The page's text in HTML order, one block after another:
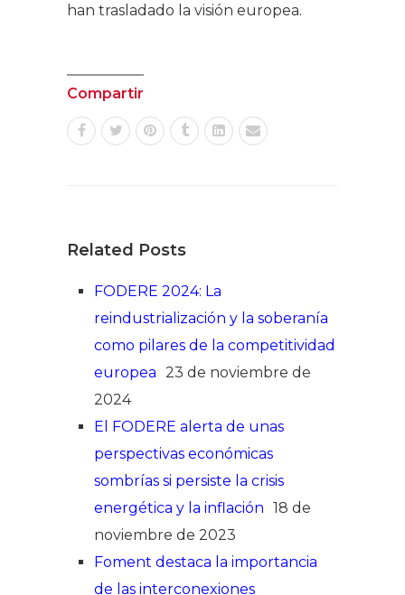
han trasladado la visión europea.
Compartir
Related Posts
FODERE 2024: La
reindustrialización y la soberanía
como pilares de la competitividad
europea 23 de noviembre de
2024
El FODERE alerta de unas
perspectivas económicas
sombrías si persiste la crisis
energética y la inflación 18 de
noviembre de 2023
Foment destaca la importancia
de las interconexiones